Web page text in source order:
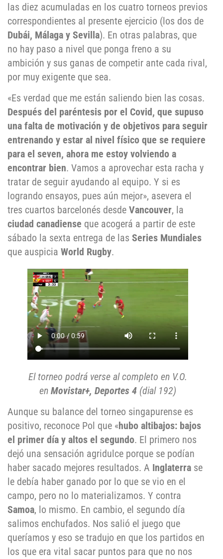
las diez acumuladas en los cuatro torneos previos
correspondientes al presente ejercicio (los dos de
Dubái, Málaga y Sevilla). En otras palabras, que
no hay paso a nivel que ponga freno a su
ambición y sus ganas de competir ante cada rival,
por muy exigente que sea.
«Es verdad que me están saliendo bien las cosas.
Después del paréntesis por el Covid, que supuso
una falta de motivación y de objetivos para seguir
entrenando y estar al nivel físico que se requiere
para el seven, ahora me estoy volviendo a
encontrar bien. Vamos a aprovechar esta racha y
tratar de seguir ayudando al equipo. Y si es
logrando ensayos, pues aún mejor», asevera el
tres cuartos barcelonés desde Vancouver, la
ciudad canadiense que acogerá a partir de este
sábado la sexta entrega de las Series Mundiales
que auspicia World Rugby.
El torneo podrá verse al completo en V.O.
en Movistar+, Deportes 4 (dial 192)
Aunque su balance del torneo singapurense es
positivo, reconoce Pol que «hubo altibajos: bajos
el primer día y altos el segundo. El primero nos
dejó una sensación agridulce porque se podían
haber sacado mejores resultados. A Inglaterra se
le debía haber ganado por lo que se vio en el
campo, pero no lo materializamos. Y contra
Samoa, lo mismo. En cambio, el segundo día
salimos enchufados. Nos salió el juego que
queríamos y eso se tradujo en que los partidos en
los que era vital sacar puntos para que no nos